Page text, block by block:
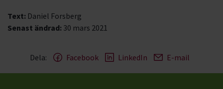
Text: Daniel Forsberg
Senast ändrad: 30 mars 2021
Dela: Facebook LinkedIn E-mail